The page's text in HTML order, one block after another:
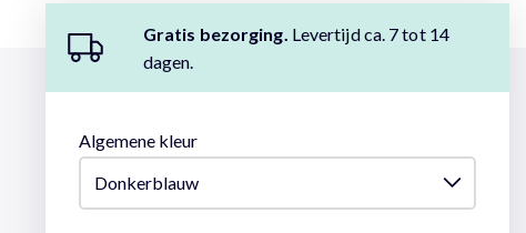
Gratis bezorging. Levertijd ca. 7 tot 14
dagen.
Algemene kleur